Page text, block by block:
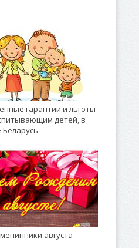
гарантии и льготы
детей, в
Беларусь
августа